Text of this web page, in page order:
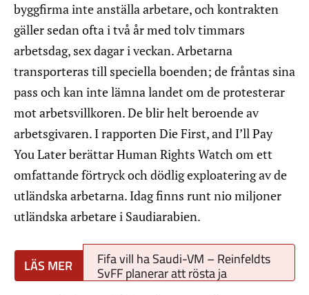
byggfirma inte anställa arbetare, och kontrakten
gäller sedan ofta i två år med tolv timmars
arbetsdag, sex dagar i veckan. Arbetarna
transporteras till speciella boenden; de fråntas sina
pass och kan inte lämna landet om de protesterar
mot arbetsvillkoren. De blir helt beroende av
arbetsgivaren. I rapporten Die First, and I’ll Pay
You Later berättar Human Rights Watch om ett
omfattande förtryck och dödlig exploatering av de
utländska arbetarna. Idag finns runt nio miljoner
utländska arbetare i Saudiarabien.
Fifa vill ha Saudi-VM – Reinfeldts
SvFF planerar att rösta ja